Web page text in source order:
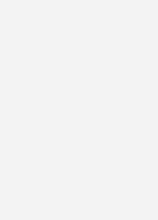
über den
Gebäude-Klima (FGK)
in der
Luftfeuchtigkeit in
das